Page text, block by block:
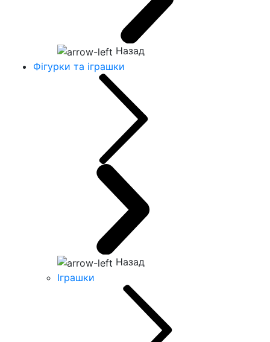
Назад
Фігурки та іграшки
Назад
Іграшки